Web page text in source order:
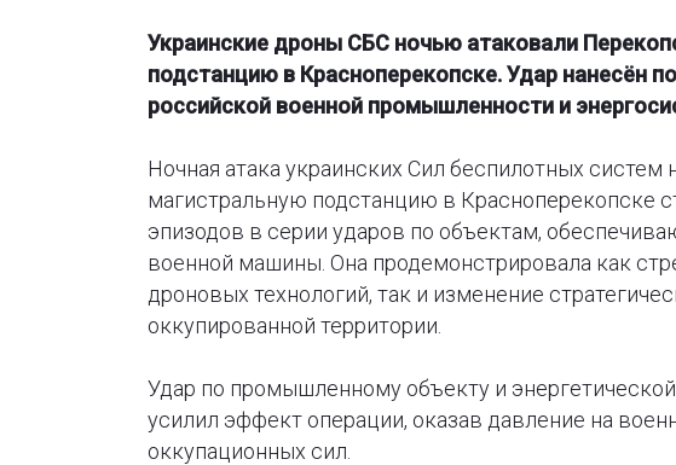
Украинские дроны СБС ночью атаковали
подстанцию в Красноперекопске. Удар нанесён
российской военной промышленности и
Ночная атака украинских Сил беспилотных
магистральную подстанцию в Красноперекопске
эпизодов в серии ударов по объектам,
военной машины. Она продемонстрировала как
дроновых технологий, так и изменение
оккупированной территории.
Удар по промышленному объекту и
усилил эффект операции, оказав давление на
оккупационных сил.